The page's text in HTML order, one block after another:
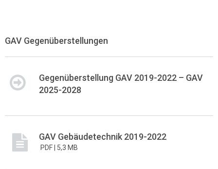
GAV Gegenüberstellungen
Gegenüberstellung GAV 2019-2022 – GAV
2025-2028
GAV Gebäudetechnik 2019-2022
PDF | 5,3 MB